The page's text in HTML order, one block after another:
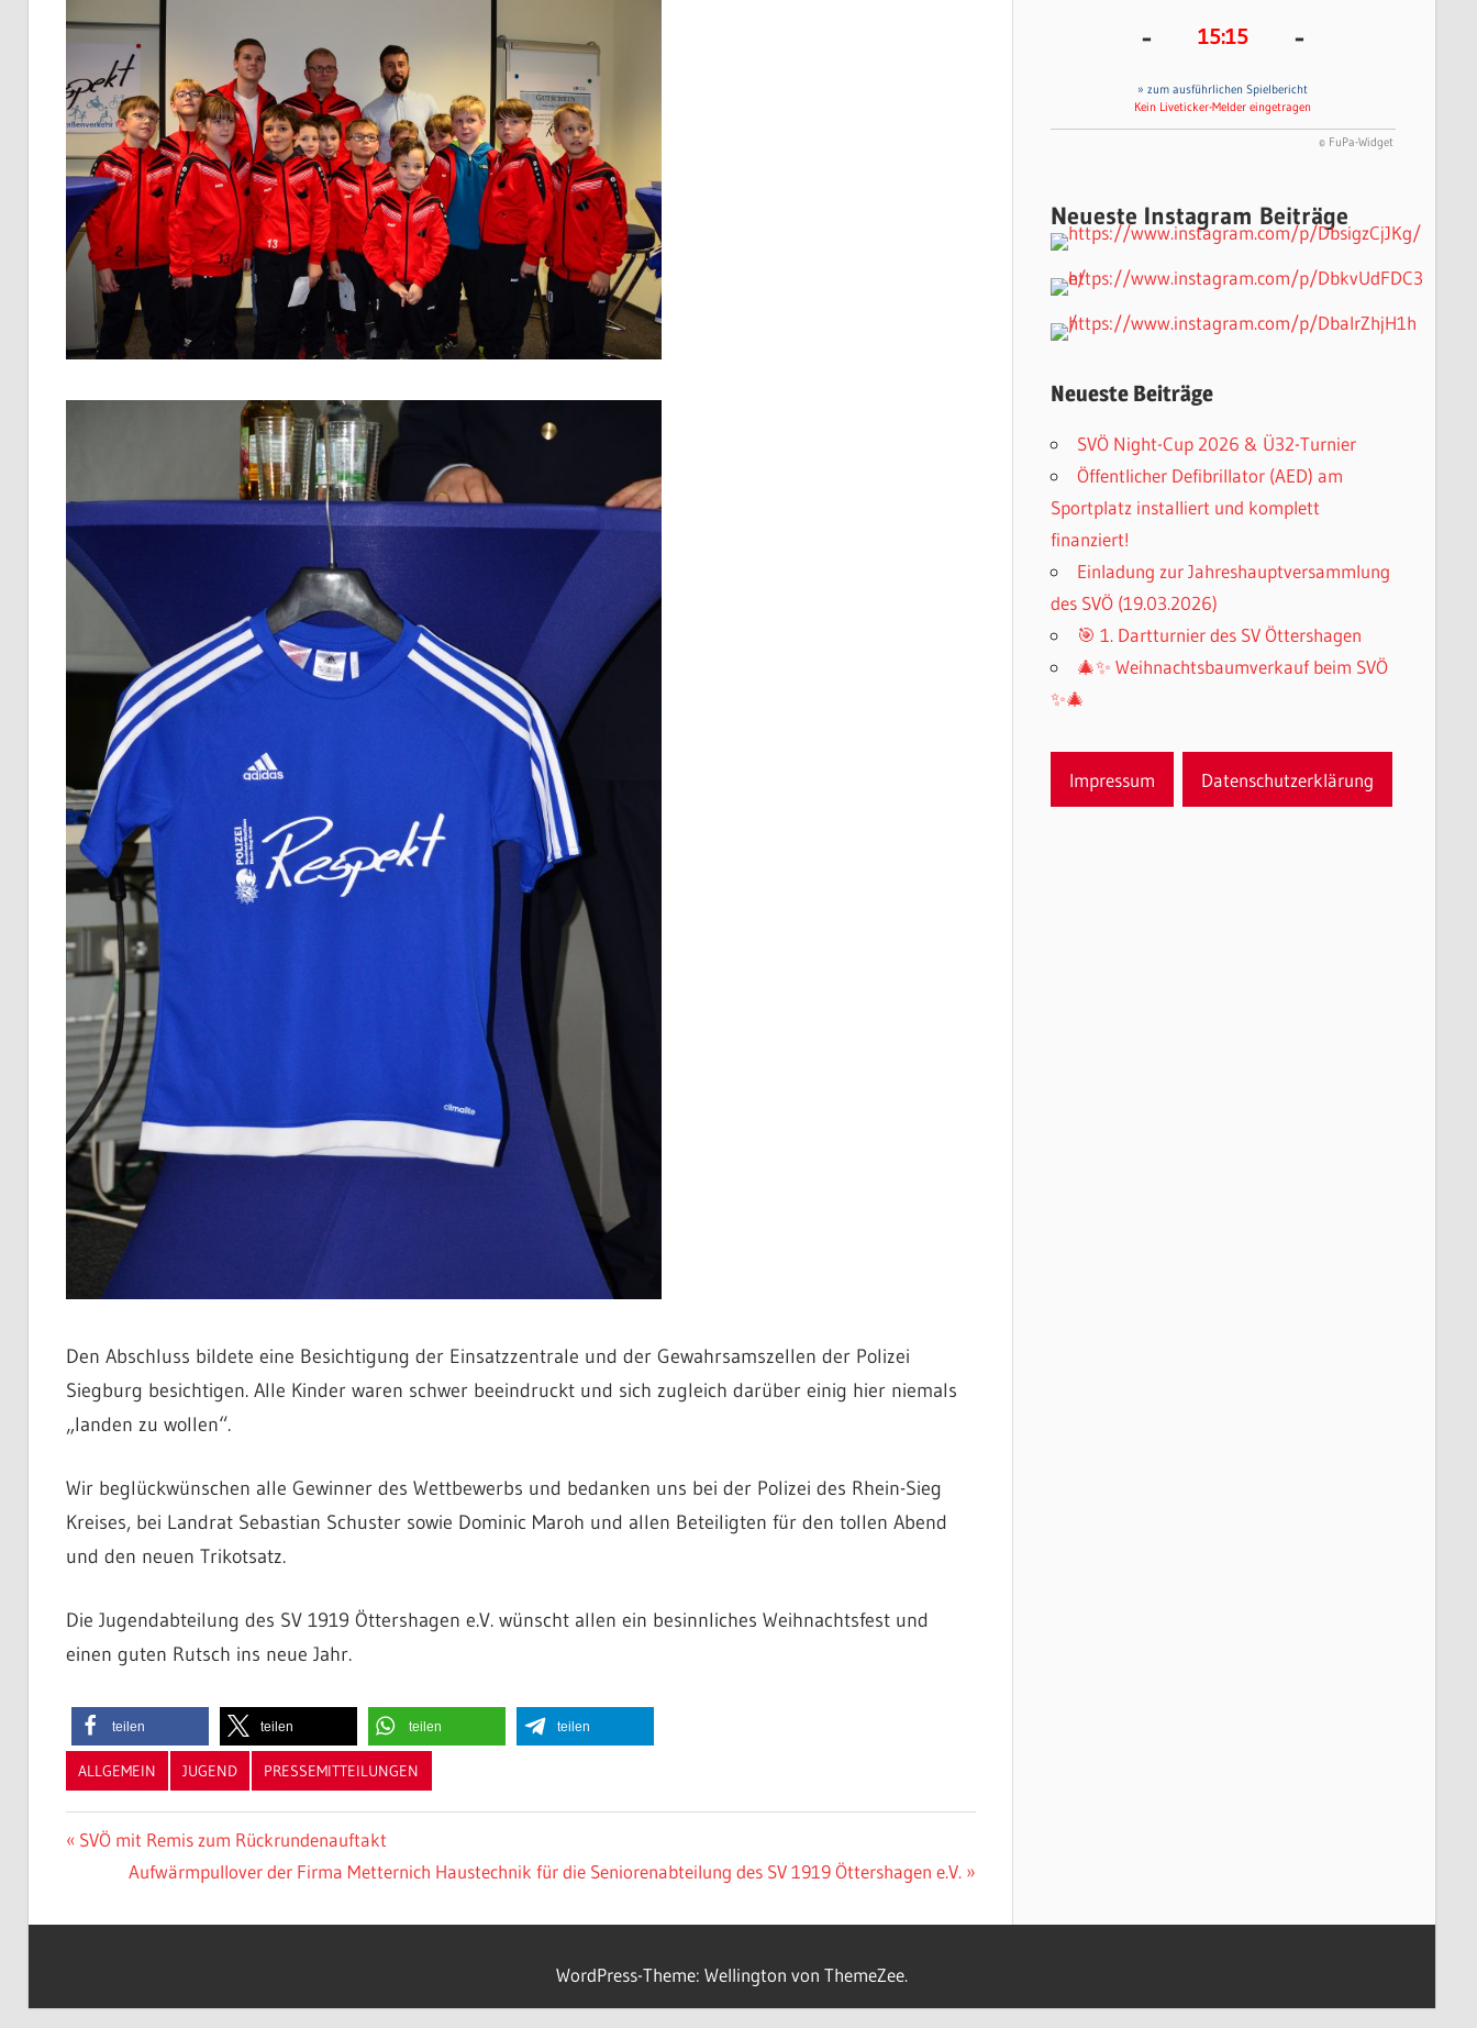
Den Abschluss bildete eine Besichtigung der Einsatzzentrale und der Gewahrsamszellen der Polizei
Siegburg besichtigen. Alle Kinder waren schwer beeindruckt und sich zugleich darüber einig hier niemals
„landen zu wollen“.
Wir beglückwünschen alle Gewinner des Wettbewerbs und bedanken uns bei der Polizei des Rhein-Sieg
Kreises, bei Landrat Sebastian Schuster sowie Dominic Maroh und allen Beteiligten für den tollen Abend
und den neuen Trikotsatz.
Die Jugendabteilung des SV 1919 Öttershagen e.V. wünscht allen ein besinnliches Weihnachtsfest und
einen guten Rutsch ins neue Jahr.
teilen teilen teilen teilen
ALLGEMEIN JUGEND PRESSEMITTEILUNGEN
Beitragsnavigation
Vorheriger
Beitrag:
SVÖ mit Remis zum Rückrundenauftakt
Nächster
Aufwärmpullover der Firma Metternich Haustechnik für die Seniorenabteilung des SV 1919 Öttershagen e.V.
- 15:15 -
» zum ausführlichen Spielbericht
Kein Liveticker-Melder eingetragen
© FuPa-Widget
Neueste Instagram Beiträge
Neueste Beiträge
SVÖ Night-Cup 2026 & Ü32-Turnier
Öffentlicher Defibrillator (AED) am
Sportplatz installiert und komplett
finanziert!
Einladung zur Jahreshauptversammlung
des SVÖ (19.03.2026)
🎯 1. Dartturnier des SV Öttershagen
🎄✨ Weihnachtsbaumverkauf beim SVÖ
✨🎄
Impressum Datenschutzerklärung
WordPress-Theme: Wellington von ThemeZee.